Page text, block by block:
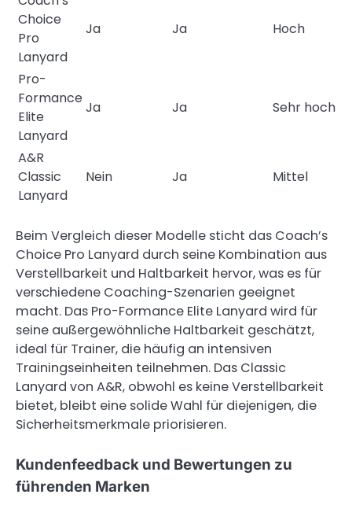
Choice
Pro
Lanyard
Ja Ja Hoch
Pro-
Formance
Elite
Lanyard
Ja Ja Sehr hoch
A&R
Classic
Lanyard
Nein Ja Mittel
Beim Vergleich dieser Modelle sticht das Coach’s
Choice Pro Lanyard durch seine Kombination aus
Verstellbarkeit und Haltbarkeit hervor, was es für
verschiedene Coaching-Szenarien geeignet
macht. Das Pro-Formance Elite Lanyard wird für
seine außergewöhnliche Haltbarkeit geschätzt,
ideal für Trainer, die häufig an intensiven
Trainingseinheiten teilnehmen. Das Classic
Lanyard von A&R, obwohl es keine Verstellbarkeit
bietet, bleibt eine solide Wahl für diejenigen, die
Sicherheitsmerkmale priorisieren.
Kundenfeedback und Bewertungen zu
führenden Marken